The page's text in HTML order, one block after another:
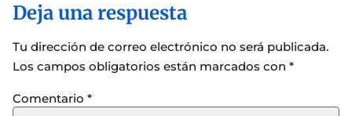
Deja una respuesta
Tu dirección de correo electrónico no será publicada.
Los campos obligatorios están marcados con *
Comentario *